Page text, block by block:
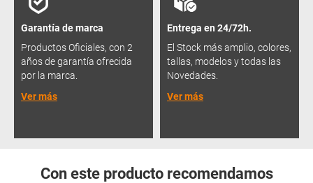
Garantía de marca
Productos Oficiales, con 2
años de garantía ofrecida
por la marca.
Ver más
Entrega en 24/72h.
El Stock más amplio, colores,
tallas, modelos y todas las
Novedades.
Ver más
Con este producto recomendamos